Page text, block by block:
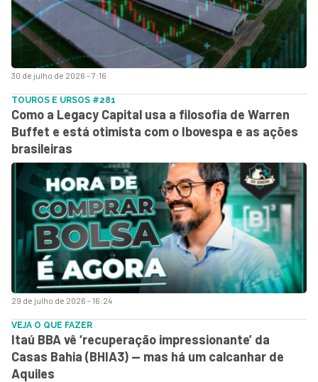
30 de julho de 2026 - 7:16
29 de julho de 2026 - 16:24
TOUROS E URSOS #281
Como a Legacy Capital usa a filosofia de Warren
Buffet e está otimista com o Ibovespa e as ações
brasileiras
VEJA O QUE FAZER
Itaú BBA vê ‘recuperação impressionante’ da
Casas Bahia (BHIA3) — mas há um calcanhar de
Aquiles